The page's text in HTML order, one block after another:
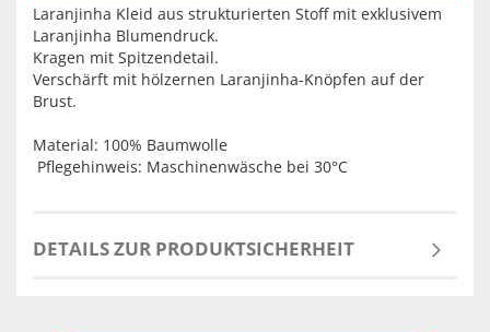
Laranjinha Kleid aus strukturierten Stoff mit exklusivem
Laranjinha Blumendruck.
Kragen mit Spitzendetail.
Verschärft mit hölzernen Laranjinha-Knöpfen auf der
Brust.
Material: 100% Baumwolle
Pflegehinweis: Maschinenwäsche bei 30°C
DETAILS ZUR PRODUKTSICHERHEIT